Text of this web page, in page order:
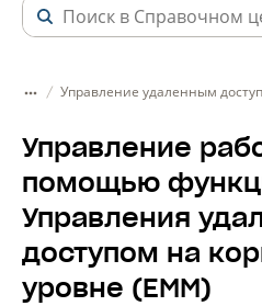
Управление удаленным
Управление
помощью
Управления
доступом на
уровне (EMM)